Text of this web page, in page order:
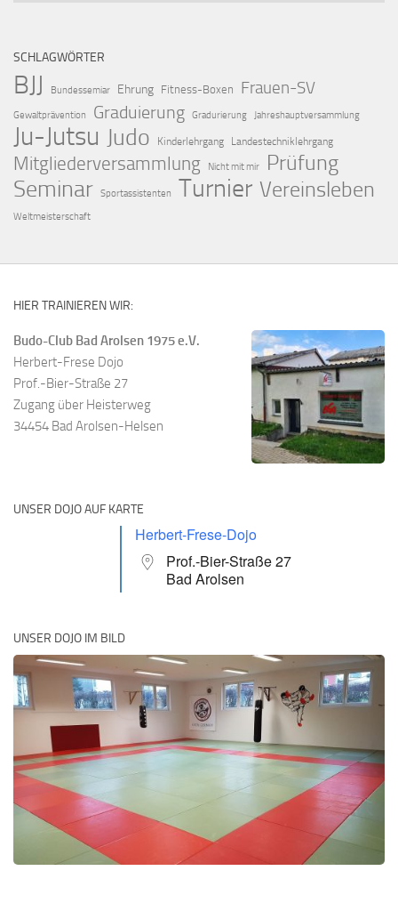
SCHLAGWÖRTER
BJJ Bundessemiar Ehrung Fitness-Boxen Frauen-SV
Gewaltprävention Graduierung Gradurierung Jahreshauptversammlung
Ju-Jutsu Judo Kinderlehrgang Landestechniklehrgang
Mitgliederversammlung Nicht mit mir Prüfung
Seminar Sportassistenten Turnier Vereinsleben
Weltmeisterschaft
HIER TRAINIEREN WIR:
Budo-Club Bad Arolsen 1975 e.V.
Herbert-Frese Dojo
Prof.-Bier-Straße 27
Zugang über Heisterweg
34454 Bad Arolsen-Helsen
UNSER DOJO AUF KARTE
Herbert-Frese-Dojo
Prof.-Bier-Straße 27
Bad Arolsen
UNSER DOJO IM BILD